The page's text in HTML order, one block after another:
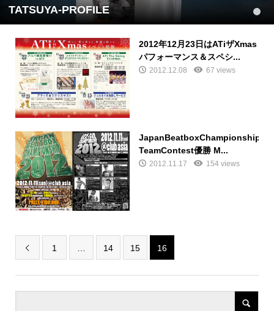
TATSUYA-PROFILE 1
2012年12月23日はATiザXmas
パフォーマンス＆スペシ...
2012.12.08 67 views
TeamContest優勝 M...
2012.11.17 154 views
 1 … 14 15 16